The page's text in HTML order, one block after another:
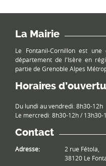
La Mairie
Le Fontanil-Cornillon est
département de l'Isère en
partie de Grenoble Alpes
Horaires
Du lundi au vendredi: 8h30-12h
Le mercredi: 8h30-12h / 13h30-
Contact
Adresse:
2 rue Fétola,
38120 Le